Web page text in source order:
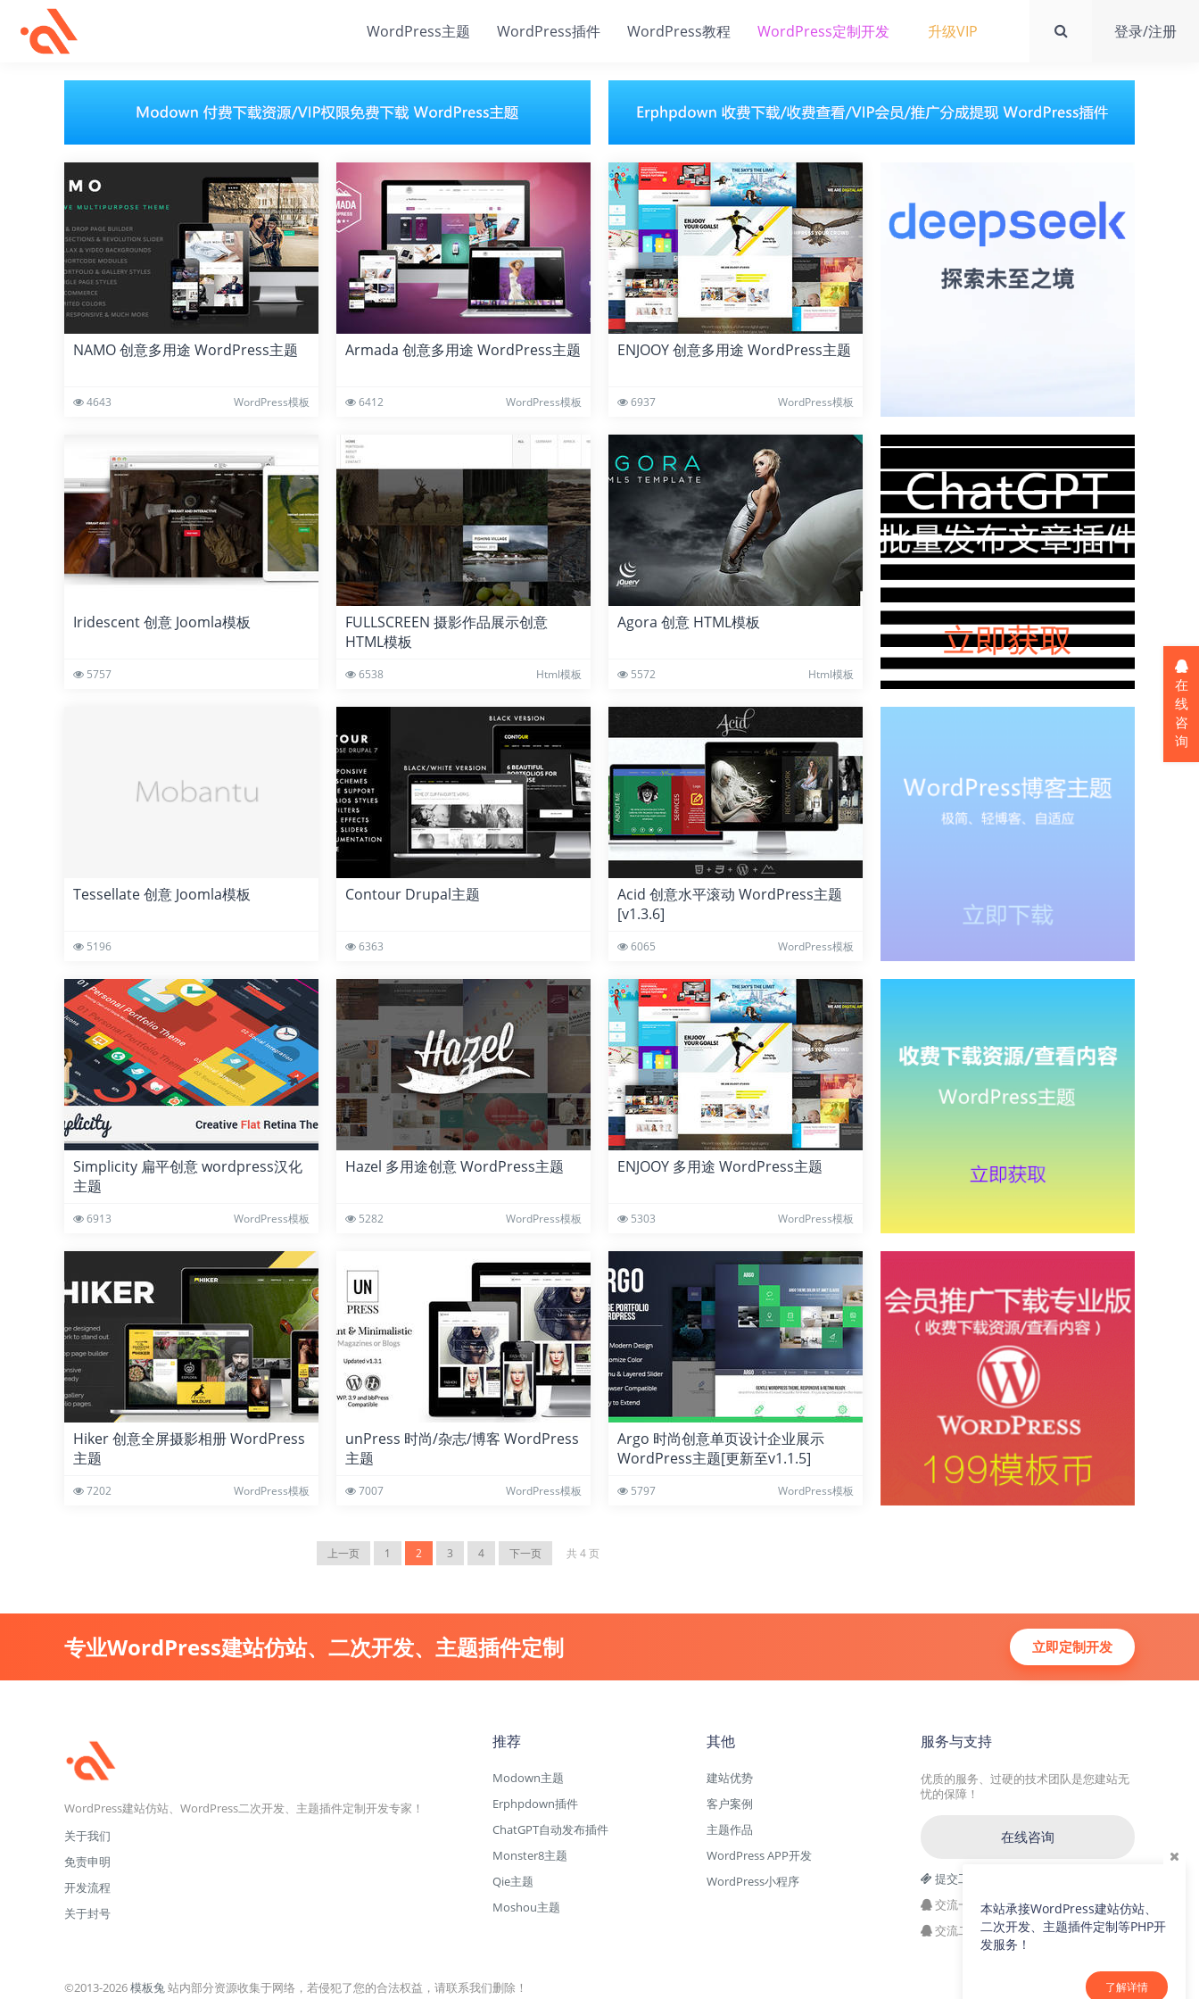
WordPress主题 WordPress插件 WordPress教程 WordPress定制开发 升级VIP 登录/注册
NAMO 创意多用途 WordPress主题
4643 WordPress模板
Armada 创意多用途 WordPress主题
6412 WordPress模板
ENJOOY 创意多用途 WordPress主题
6937 WordPress模板
Iridescent 创意 Joomla模板
5757
FULLSCREEN 摄影作品展示创意
HTML模板
6538 Html模板
Agora 创意 HTML模板
5572 Html模板
Tessellate 创意 Joomla模板
5196
Contour Drupal主题
6363
Acid 创意水平滚动 WordPress主题
[v1.3.6]
6065 WordPress模板
Simplicity 扁平创意 wordpress汉化
主题
6913 WordPress模板
Hazel 多用途创意 WordPress主题
5282 WordPress模板
ENJOOY 多用途 WordPress主题
5303 WordPress模板
Hiker 创意全屏摄影相册 WordPress
主题
7202 WordPress模板
unPress 时尚/杂志/博客 WordPress
主题
7007 WordPress模板
Argo 时尚创意单页设计企业展示
WordPress主题[更新至v1.1.5]
5797 WordPress模板
上一页 1 2 3 4 下一页 共 4 页
专业WordPress建站仿站、二次开发、主题插件定制 立即定制开发
WordPress建站仿站、WordPress二次开发、主题插件定制开发专家！
关于我们
免责申明
开发流程
关于封号
推荐
Modown主题
Erphpdown插件
ChatGPT自动发布插件
Monster8主题
Qie主题
Moshou主题
其他
建站优势
客户案例
主题作品
WordPress APP开发
WordPress小程序
服务与支持
优质的服务、过硬的技术团队是您建站无
忧的保障！
在线咨询
提交工单
交流一群：104228692(满)
交流二群：64786792
©2013-2026模板兔站内部分资源收集于网络，若侵犯了您的合法权益，请联系我们删除！
在
线
咨
询
本站承接WordPress建站仿站、
二次开发、主题插件定制等PHP开
发服务！
了解详情